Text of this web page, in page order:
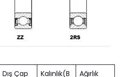
Dış Çap
Kalınlık(B
Ağırlık